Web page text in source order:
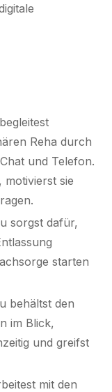
Reha durch
und Telefon.
sie
sorgst dafür,
starten
behältst den
im Blick,
und greifst
mit den